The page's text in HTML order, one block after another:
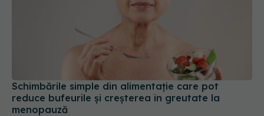
Schimbările simple din alimentație care pot
reduce bufeurile și creșterea în greutate la
menopauză